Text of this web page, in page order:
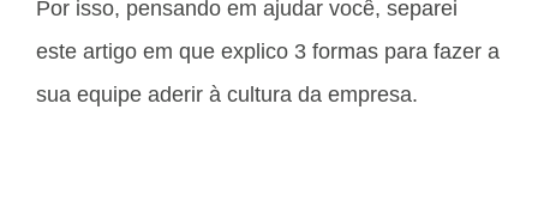
Por isso, pensando em ajudar você, separei
este artigo em que explico 3 formas para fazer a
sua equipe aderir à cultura da empresa.